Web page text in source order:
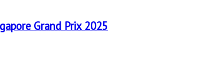
Grand Prix 2025